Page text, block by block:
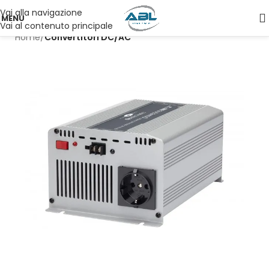
Vai alla navigazione
Vai al contenuto principale
MENU
Home Convertitori DC/AC